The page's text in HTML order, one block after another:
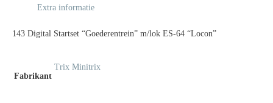
Extra informatie
143 Digital Startset “Goederentrein” m/lok ES-64 “Locon”
Fabrikant
Trix Minitrix